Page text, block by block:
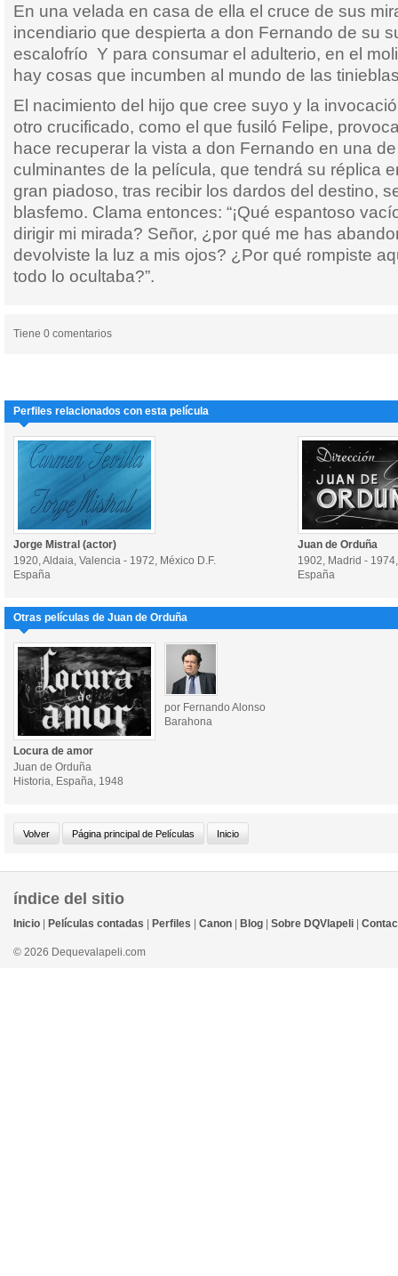
En una velada en casa de ella el cruce de sus
incendiario que despierta a don Fernando de su
escalofrío Y para consumar el adulterio, en el
hay cosas que incumben al mundo de las
El nacimiento del hijo que cree suyo y la
otro crucificado, como el que fusiló Felipe,
hace recuperar la vista a don Fernando en una
culminantes de la película, que tendrá su réplica
gran piadoso, tras recibir los dardos del destino,
blasfemo. Clama entonces: “¡Qué espantoso
dirigir mi mirada? Señor, ¿por qué me has
devolviste la luz a mis ojos? ¿Por qué rompiste
todo lo ocultaba?”.
Tiene 0 comentarios
Perfiles relacionados con esta película
Jorge Mistral (actor)
1920, Aldaia, Valencia - 1972, México D.F.
España
Juan de Orduña
1902, Madrid -
España
Otras películas de Juan de Orduña
por Fernando Alonso
Barahona
Locura de amor
Juan de Orduña
Historia, España, 1948
índice del sitio
Inicio Películas contadas Perfiles Canon Blog Sobre DQVlapeli
© 2026 Dequevalapeli.com